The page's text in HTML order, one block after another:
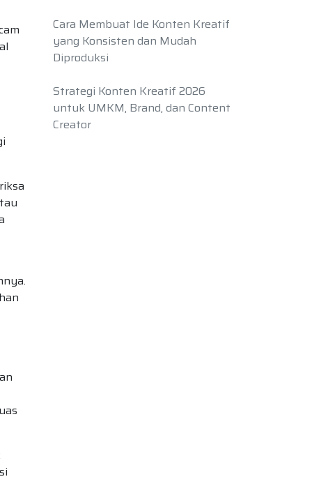
Cara Membuat Ide Konten Kreatif
yang Konsisten dan Mudah
Diproduksi
Strategi Konten Kreatif 2026
untuk UMKM, Brand, dan Content
Creator